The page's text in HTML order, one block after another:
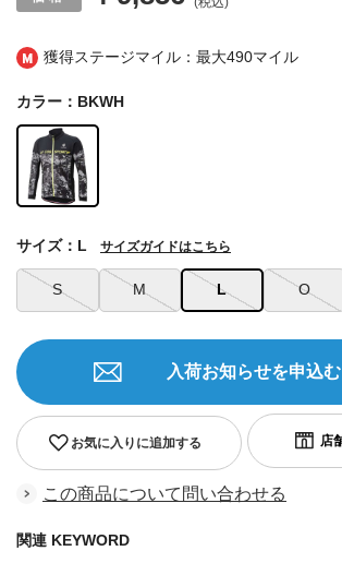
獲得ステージマイル：最大490マイル
カラー：BKWH
S M L O
サイズ：L サイズガイドはこちら
お気に入りに追加する
入荷お知らせを申込む
この商品について問い合わせる
関連 KEYWORD